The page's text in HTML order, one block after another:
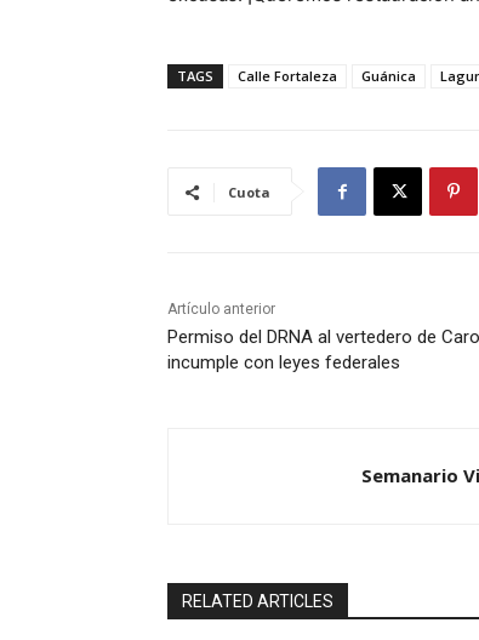
TAGS Calle Fortaleza Guánica
Cuota
Artículo anterior
Permiso del DRNA al vertedero de
incumple con leyes federales
Semanario
RELATED ARTICLES